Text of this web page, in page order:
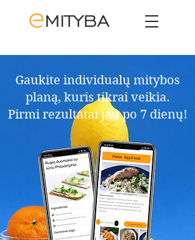
Gaukite individualų mitybos
planą, kuris tikrai veikia.​
Pirmi rezultatai jau po 7 dienų!